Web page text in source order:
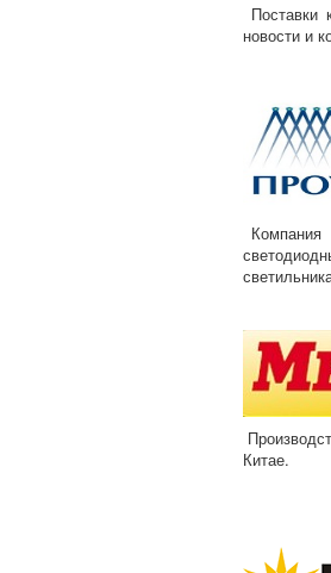
Поставки
новости и
Компания
Китае.